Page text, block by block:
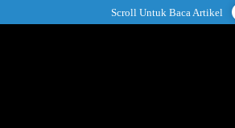
ke
Scroll Untuk Baca Artikel